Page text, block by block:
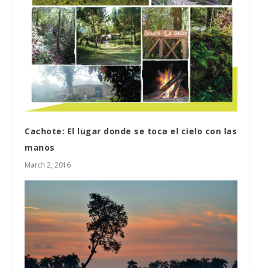
Cachote: El lugar donde se toca el cielo con las
manos
March 2, 2016